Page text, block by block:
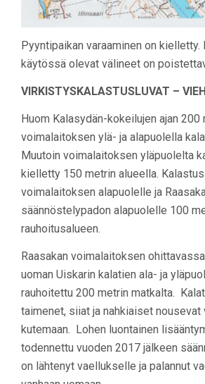
Pyyntipaikan varaaminen on kielletty.
käytössä olevat välineet on
VIRKISTYSKALASTUSLUVAT –
Huom Kalasydän-kokeilujen ajan 200
voimalaitoksen ylä- ja alapuolella
Muutoin voimalaitoksen yläpuolelta
kielletty 150 metrin alueella.
voimalaitoksen alapuolelle ja
säännöstelypadon alapuolelle 100
rauhoitusalueen.
Raasakan voimalaitoksen
uoman Uiskarin kalatien ala- ja
rauhoitettu 200 metrin matkalta.
taimenet, siiat ja nahkiaiset nousevat
kutemaan. Lohen luontainen
todennettu vuoden 2017 jälkeen
on lähtenyt vaellukselle ja palannut